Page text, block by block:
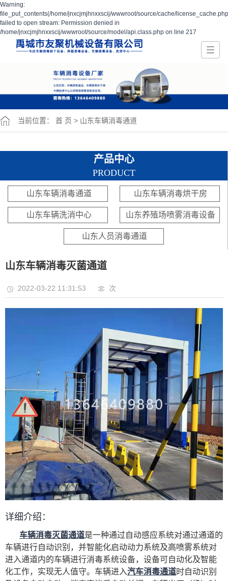
Warning:
file_put_contents(/home/jnxcjmjhnxxscij/wwwroot/source/cache/
failed to open stream: Permission denied in
/home/jnxcjmjhnxxscij/wwwroot/source/model/api.class.php on line 217
当前位置： 首 页 > 山东车辆消毒通道
产品中心
PRODUCT
山东车辆消毒通道 山东车辆消毒烘干房
山东车辆洗消中心 山东养殖场喷雾消毒设备
山东人员消毒通道
山东车辆消毒灭菌通道
2022-03-22 11:31:53 次
详细介绍：
车辆消毒灭菌通道是一种通过自动感应系统对通过通道的
车辆进行自动识别，并智能化启动动力系统及高喷雾系统对
进入通道内的车辆进行消毒系统设备，设备可自动化及智能
化工作，实现无人值守。车辆进入汽车消毒通道时自动识别